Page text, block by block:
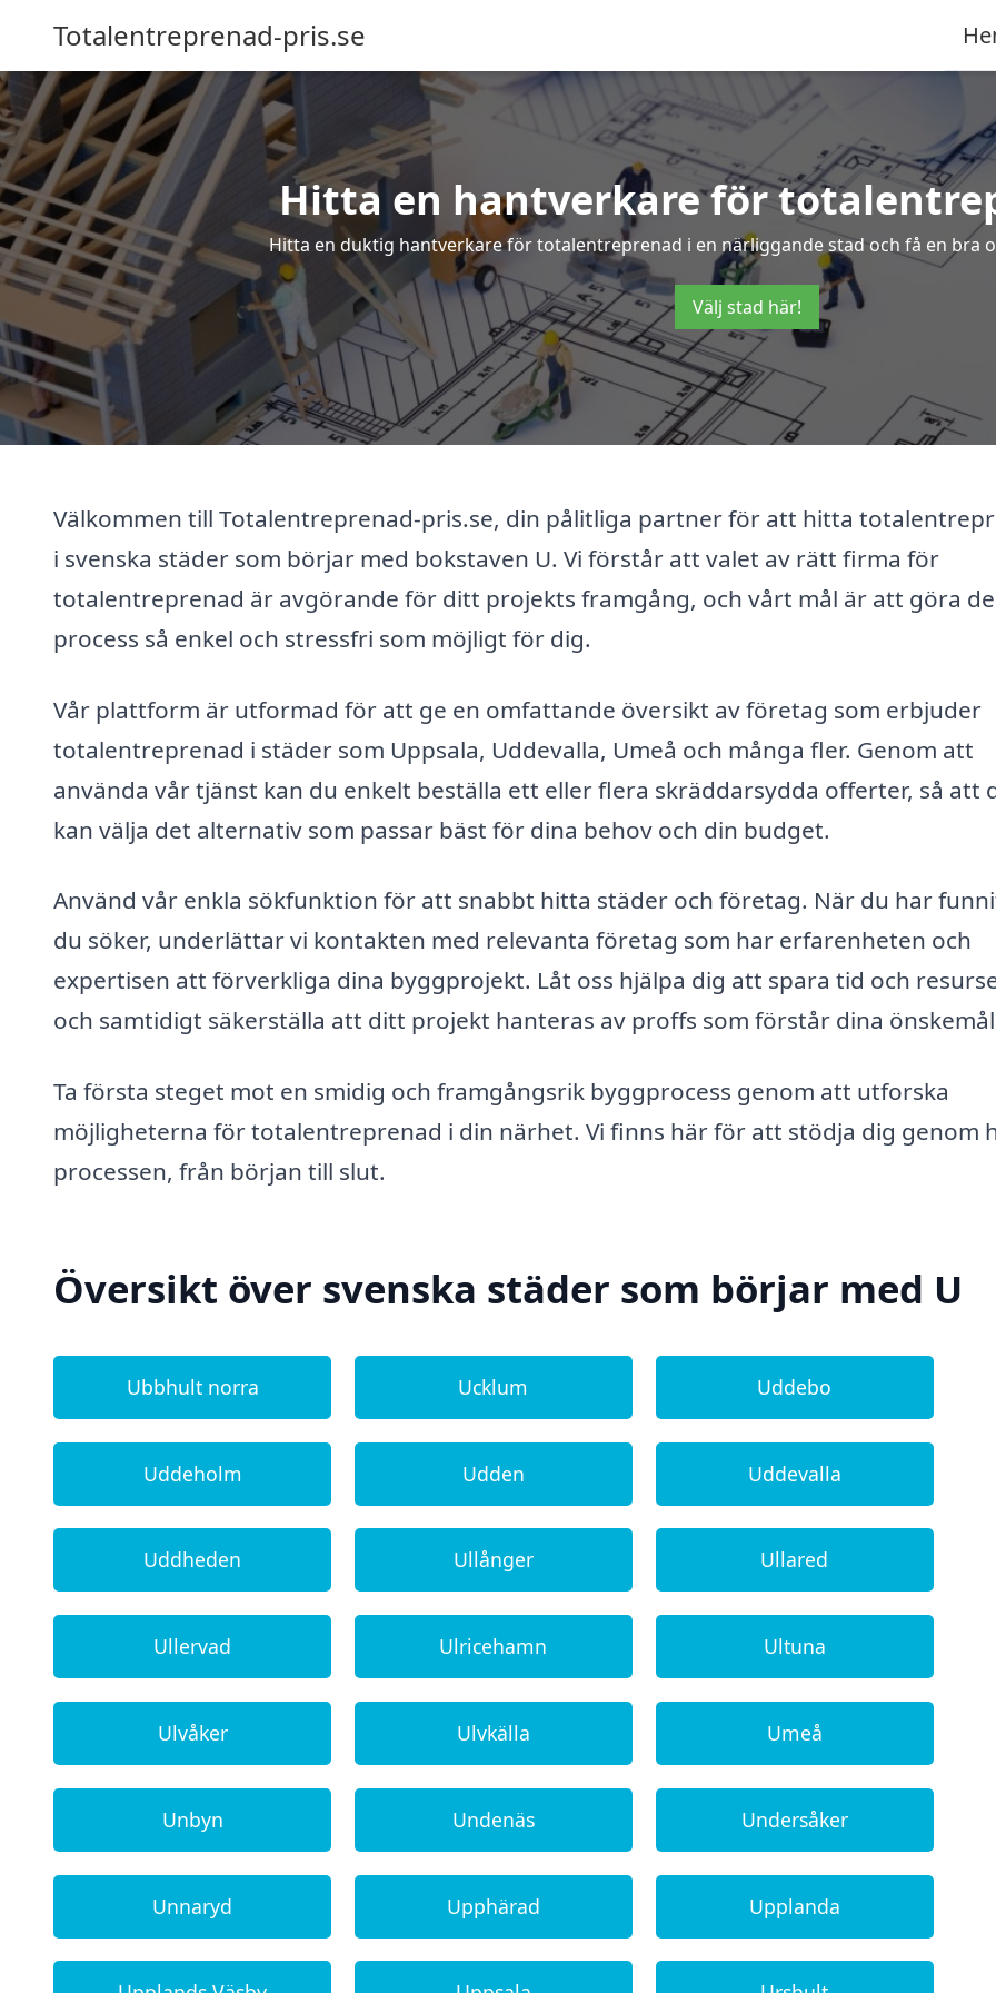
Totalentreprenad-pris.se
Hitta en hantverkare för
Hitta en duktig hantverkare för totalentreprenad i en närliggande stad och få en bra
Välj stad här!
Välkommen till Totalentreprenad-pris.se, din pålitliga partner för att hitta
i svenska städer som börjar med bokstaven U. Vi förstår att valet av rätt firma för
totalentreprenad är avgörande för ditt projekts framgång, och vårt mål är att göra
process så enkel och stressfri som möjligt för dig.
Vår plattform är utformad för att ge en omfattande översikt av företag som erbjuder
totalentreprenad i städer som Uppsala, Uddevalla, Umeå och många fler. Genom att
använda vår tjänst kan du enkelt beställa ett eller flera skräddarsydda offerter, så att
kan välja det alternativ som passar bäst för dina behov och din budget.
Använd vår enkla sökfunktion för att snabbt hitta städer och företag. När du har
du söker, underlättar vi kontakten med relevanta företag som har erfarenheten och
expertisen att förverkliga dina byggprojekt. Låt oss hjälpa dig att spara tid och
och samtidigt säkerställa att ditt projekt hanteras av proffs som förstår dina
Ta första steget mot en smidig och framgångsrik byggprocess genom att utforska
möjligheterna för totalentreprenad i din närhet. Vi finns här för att stödja dig genom
processen, från början till slut.
Översikt över svenska städer som börjar med U
Ubbhult norra Ucklum Uddebo
Uddeholm Udden Uddevalla
Uddheden Ullånger Ullared
Ullervad Ulricehamn Ultuna
Ulvåker Ulvkälla Umeå
Unbyn Undenäs Undersåker
Unnaryd Upphärad Upplanda